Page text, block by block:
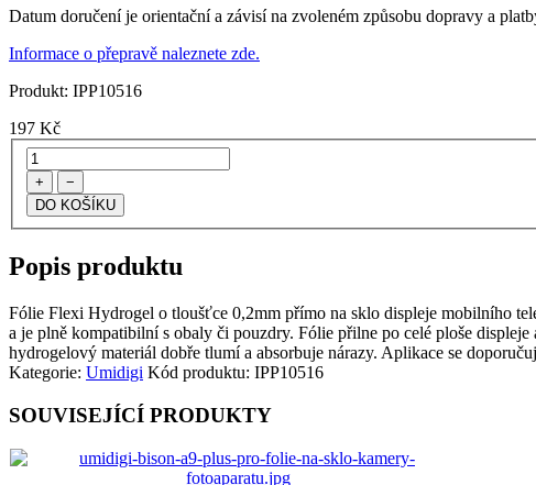
Datum doručení je orientační a závisí na zvoleném způsobu dopravy a
Informace o přepravě naleznete zde.
Produkt: IPP10516
197 Kč
+ −
Popis produktu
Fólie Flexi Hydrogel o tloušťce 0,2mm přímo na sklo displeje mobilního
a je plně kompatibilní s obaly či pouzdry. Fólie přilne po celé ploše
hydrogelový materiál dobře tlumí a absorbuje nárazy. Aplikace se
Kategorie: Umidigi Kód produktu: IPP10516
SOUVISEJÍCÍ PRODUKTY